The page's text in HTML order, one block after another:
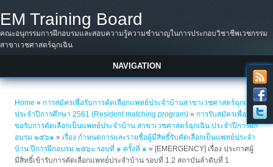
EM Training Board
คณะอนุกรรมการฝึกอบรมและสอบความรู้ความชำนาญในการประกอบวิชาชีพเวชกรรม
สาขาเวชศาสตร์ฉุกเฉิน
NAVIGATION
You are here
Home » การสมัครเพื่อรับการคัดเลือกแพทย์ประจำบ้านสาขาเวชศาสตร์ฉุกเฉิน
ประจำปีการศึกษา 2561 (Resident matching program) » การรับสมัครเพื่อ
ขอรับการคัดเลือกเป็นแพทย์ประจำบ้าน สาขาเวชศาสตร์ฉุกเฉิน ประจำปีการฝึก
อบรม ๒๕๖๑ » เรื่อง กำหนดการและรายชื่อผู้มีสิทธิ์รับคัดเลือกเป็นแพทย์ประจำ
บ้าน ปีการฝึกอบรม ๒๕๖๐ รอบที่ ๑ ครั้งที่ ๑ » [EMERGENCY] เรื่อง ประกาศผู้
มีสิทธิ์เข้ารับการคัดเลือกแพทย์ประจำบ้าน รอบที่ 1.2 สถาบันลำดับที่ 1